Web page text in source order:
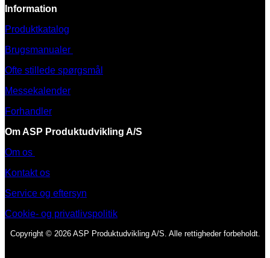
Information
Produktkatalog
Brugsmanualer
Ofte stillede spørgsmål
Messekalender
Forhandler
Om ASP Produktudvikling A/S
Om os
Kontakt os
Service og eftersyn
Cookie- og privatlivspolitik
Copyright © 2026 ASP Produktudvikling A/S. Alle rettigheder forbeholdt.